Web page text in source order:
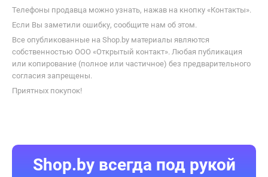
Телефоны продавца можно узнать, нажав на кнопку «Контакты».
Если Вы заметили ошибку, сообщите нам об этом.
Все опубликованные на Shop.by материалы являются
собственностью ООО «Открытый контакт». Любая публикация
или копирование (полное или частичное) без предварительного
согласия запрещены.
Приятных покупок!
Shop.by всегда под рукой